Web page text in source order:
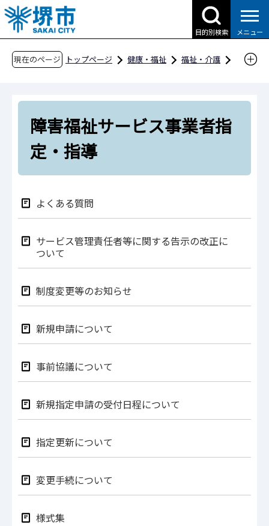
こ
の
ペ
目的別検索 メニュー
現在のページ トップページ 健康・福祉
福祉・介護
障害福祉サービス事業者指定・指導
障害福祉サービス事業者指
定・指導
よくある質問
サービス管理責任者等に関する告示の改正に
ついて
制度変更等のお知らせ
新規申請について
事前協議について
新規指定申請の受付日程について
指定更新について
変更手続について
様式集